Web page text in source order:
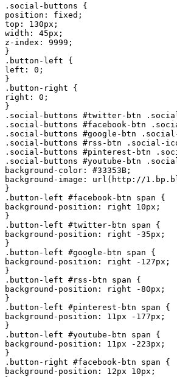
.social-buttons {
position: fixed;
top: 130px;
width: 45px;
z-index: 9999;
}
.button-left {
left: 0;
}
.button-right {
right: 0;
}
.social-buttons #twitter-btn
.social-buttons #facebook-btn
.social-buttons #google-btn
.social-buttons #rss-btn .social-
.social-buttons #pinterest-btn
.social-buttons #youtube-btn
background-color: #33353B;
background-image: url(http://
}
.button-left #facebook-btn span {
background-position: right 10px;
}
.button-left #twitter-btn span {
background-position: right -35px;
}
.button-left #google-btn span {
background-position: right -127px;
}
.button-left #rss-btn span {
background-position: right -80px;
}
.button-left #pinterest-btn span {
background-position: 11px -177px;
}
.button-left #youtube-btn span {
background-position: 11px -223px;
}
.button-right #facebook-btn span {
background-position: 12px 10px;